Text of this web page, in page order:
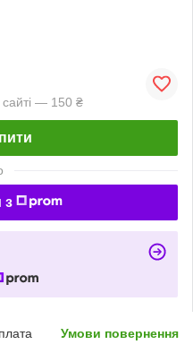
— 150 ₴
з
Умови повернення